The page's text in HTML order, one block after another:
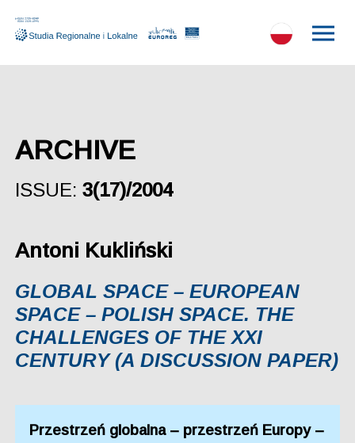
ARCHIVE
ISSUE: 3(17)/2004
Antoni Kukliński
GLOBAL SPACE – EUROPEAN
SPACE – POLISH SPACE. THE
CHALLENGES OF THE XXI
CENTURY (A DISCUSSION PAPER)
Przestrzeń globalna – przestrzeń Europy –